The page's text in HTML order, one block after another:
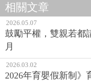
相關文章
2026.05.07
鼓勵平權，雙親若都
月
2026.03.02
2026年育嬰假新制》